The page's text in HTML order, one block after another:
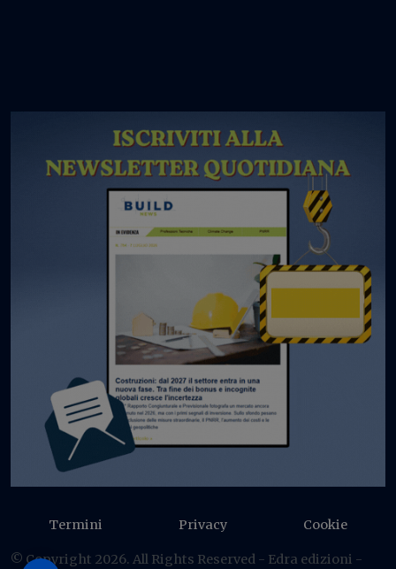
Termini Privacy Cookie
© Copyright 2026. All Rights Reserved - Edra edizioni -